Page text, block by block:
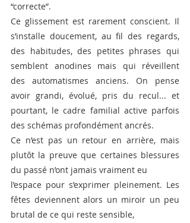
“correcte”.
Ce glissement est rarement conscient. Il
s’installe doucement, au fil des regards,
des habitudes, des petites phrases qui
semblent anodines mais qui réveillent
des automatismes anciens. On pense
avoir grandi, évolué, pris du recul... et
pourtant, le cadre familial active parfois
des schémas profondément ancrés.
Ce n’est pas un retour en arrière, mais
plutôt la preuve que certaines blessures
du passé n’ont jamais vraiment eu
l’espace pour s’exprimer pleinement. Les
fêtes deviennent alors un miroir un peu
brutal de ce qui reste sensible,